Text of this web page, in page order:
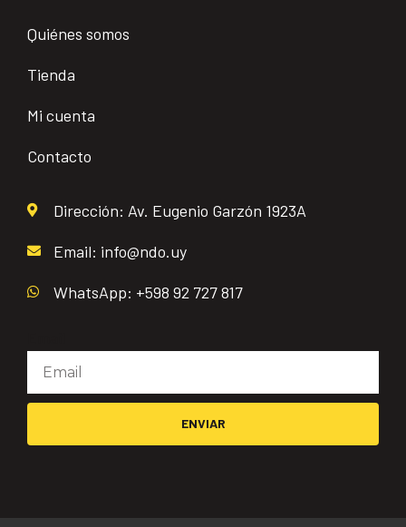
Quiénes somos
Tienda
Mi cuenta
Contacto
Dirección: Av. Eugenio Garzón 1923A
Email: info@ndo.uy
WhatsApp: +598 92 727 817
ENVIAR